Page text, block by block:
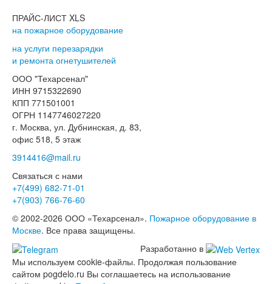
ПРАЙС-ЛИСТ XLS
на пожарное оборудование
на услуги перезарядки
и ремонта огнетушителей
ООО "Техарсенал"
ИНН 9715322690
КПП 771501001
ОГРН 1147746027220
г. Москва, ул. Дубнинская, д. 83,
офис 518, 5 этаж
3914416@mail.ru
Связаться с нами
+7(499) 682-71-01
+7(903) 766-76-60
© 2002-2026 ООО «Техарсенал». Пожарное оборудование в
Москве. Все права защищены.
Разработанно в
Мы используем cookie-файлы. Продолжая пользование
сайтом pogdelo.ru Вы соглашаетесь на использование